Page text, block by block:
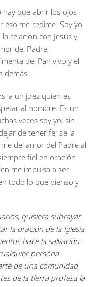
que abrir los ojos
eso me redime. Soy yo
relación con Jesús y,
del Padre,
del Pan vivo y el
demás.
a un juez quien es
al hombre. Es un
veces soy yo, sin
de tener fe; se la
del amor del Padre al
fiel en oración
me impulsa a ser
todo lo que pienso y
quisiera subrayar
la oración de la Iglesia
hace la salvación
persona
de una comunidad
de la tierra profesa la